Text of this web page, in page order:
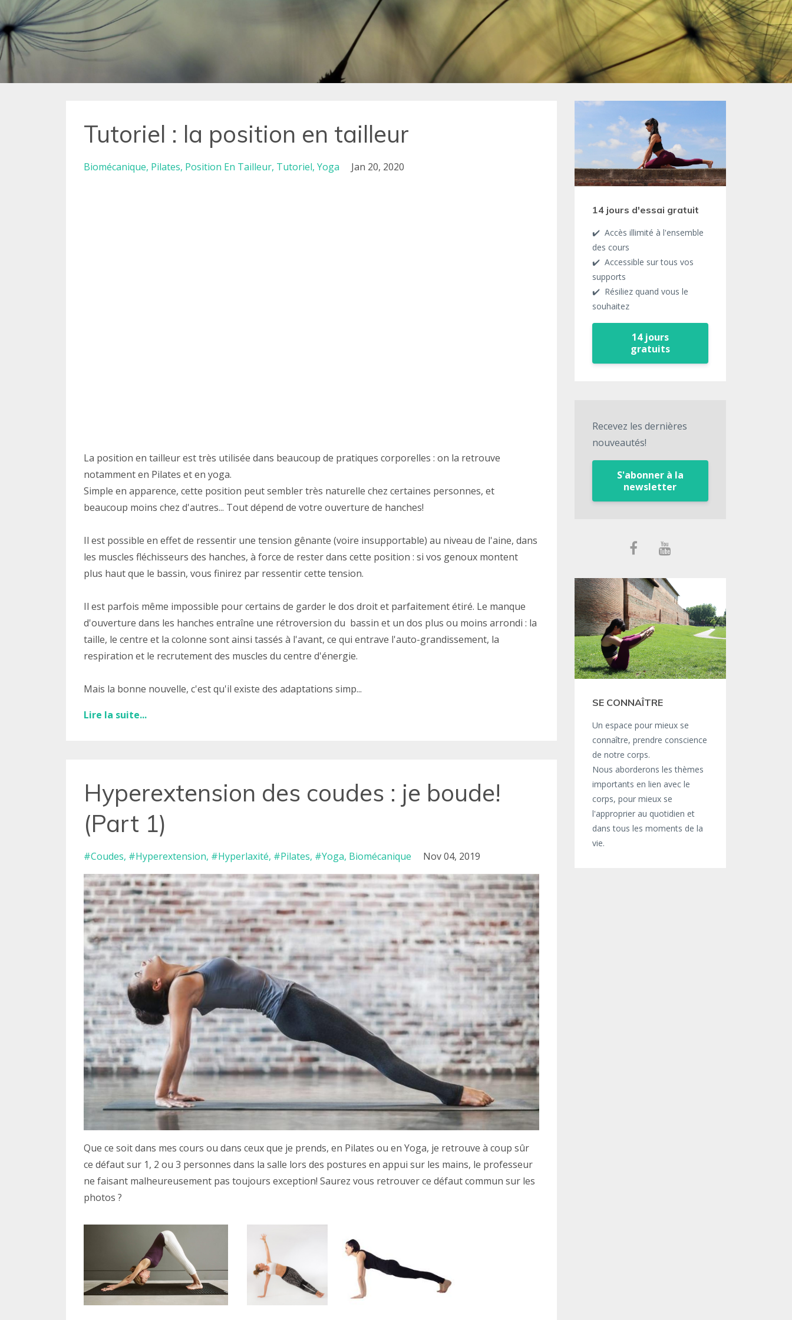
Tutoriel : la position en tailleur
Biomécanique Pilates Position En Tailleur Tutoriel Yoga Jan 20, 2020
La position en tailleur est très utilisée dans beaucoup de pratiques corporelles : on la retrouve
notamment en Pilates et en yoga.
Simple en apparence, cette position peut sembler très naturelle chez certaines personnes, et
beaucoup moins chez d'autres... Tout dépend de votre ouverture de hanches!
Il est possible en effet de ressentir une tension gênante (voire insupportable) au niveau de l'aine, dans
les muscles fléchisseurs des hanches, à force de rester dans cette position : si vos genoux montent
plus haut que le bassin, vous finirez par ressentir cette tension.
Il est parfois même impossible pour certains de garder le dos droit et parfaitement étiré. Le manque
d'ouverture dans les hanches entraîne une rétroversion du bassin et un dos plus ou moins arrondi : la
taille, le centre et la colonne sont ainsi tassés à l'avant, ce qui entrave l'auto-grandissement, la
respiration et le recrutement des muscles du centre d'énergie.
Mais la bonne nouvelle, c'est qu'il existe des adaptations simp...
Lire la suite...
Hyperextension des coudes : je boude!
(Part 1)
#coudes #hyperextension #hyperlaxité #pilates #yoga Biomécanique Nov 04, 2019
Que ce soit dans mes cours ou dans ceux que je prends, en Pilates ou en Yoga, je retrouve à coup sûr
ce défaut sur 1, 2 ou 3 personnes dans la salle lors des postures en appui sur les mains, le professeur
ne faisant malheureusement pas toujours exception! Saurez vous retrouver ce défaut commun sur les
photos ?
14 jours d'essai gratuit
✔️ Accès illimité à l'ensemble
des cours
✔️ Accessible sur tous vos
supports
✔️ Résiliez quand vous le
souhaitez
14 jours
gratuits
Recevez les dernières
nouveautés!
S'abonner à la
newsletter
SE CONNAÎTRE
Un espace pour mieux se
connaître, prendre conscience
de notre corps.
Nous aborderons les thèmes
importants en lien avec le
corps, pour mieux se
l'approprier au quotidien et
dans tous les moments de la
vie.